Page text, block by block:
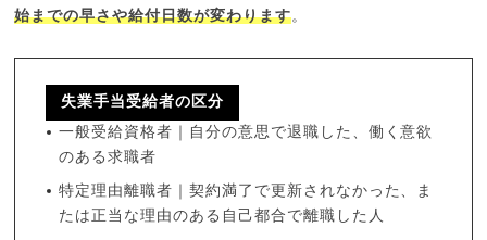
始までの早さや給付日数が変わります。
失業手当受給者の区分
一般受給資格者｜自分の意思で退職した、働く意欲
のある求職者
特定理由離職者｜契約満了で更新されなかった、ま
たは正当な理由のある自己都合で離職した人